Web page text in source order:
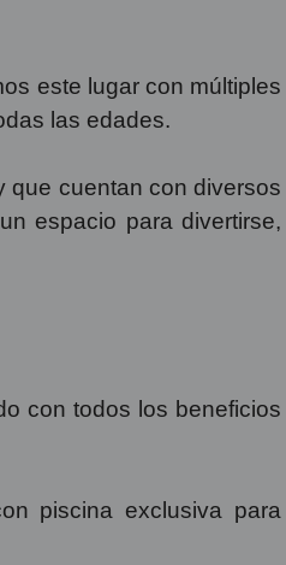
este lugar con múltiples
las edades.
que cuentan con diversos
espacio para divertirse,
con todos los beneficios
piscina exclusiva para